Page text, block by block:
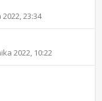
23:34
2022, 10:22